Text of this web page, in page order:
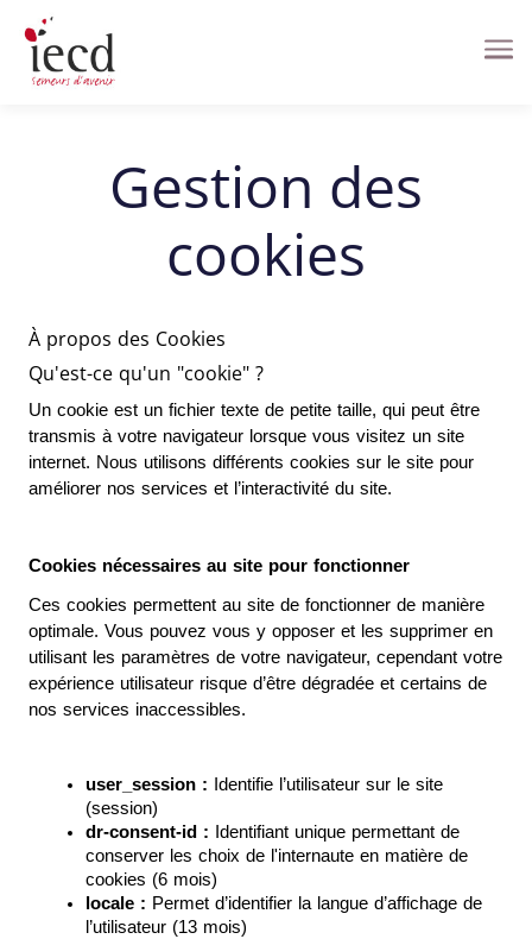
Gestion des
cookies
À propos des Cookies
Qu'est-ce qu'un "cookie" ?
Un cookie est un fichier texte de petite taille, qui peut être
transmis à votre navigateur lorsque vous visitez un site
internet. Nous utilisons différents cookies sur le site pour
améliorer nos services et l’interactivité du site.
Cookies nécessaires au site pour fonctionner
Ces cookies permettent au site de fonctionner de manière
optimale. Vous pouvez vous y opposer et les supprimer en
utilisant les paramètres de votre navigateur, cependant votre
expérience utilisateur risque d’être dégradée et certains de
nos services inaccessibles.
user_session :
Identifie l’utilisateur sur le site
(session)
dr-consent-id : Identifiant unique permettant de
conserver les choix de l'internaute en matière de
cookies (6 mois)
locale : Permet d’identifier la langue d’affichage de
l’utilisateur (13 mois)